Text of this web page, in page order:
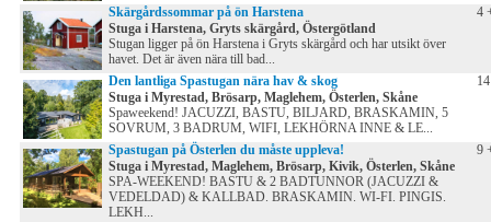
Skärgårdssommar på ön Harstena
Stuga i Harstena, Gryts skärgård, Östergötland
Stugan ligger på ön Harstena i Gryts skärgård och har utsikt över
havet. Det är även nära till bad...
4
Den lantliga Spastugan nära hav & skog
Stuga i Myrestad, Brösarp, Maglehem, Österlen, Skåne
Spaweekend! JACUZZI, BASTU, BILJARD, BRASKAMIN, 5
SOVRUM, 3 BADRUM, WIFI, LEKHÖRNA INNE & LE...
Spastugan på Österlen du måste uppleva!
Stuga i Myrestad, Maglehem, Brösarp, Kivik, Österlen, Skåne
SPA-WEEKEND! BASTU & 2 BADTUNNOR (JACUZZI &
VEDELDAD) & KALLBAD. BRASKAMIN. WI-FI. PINGIS.
LEKH...
9